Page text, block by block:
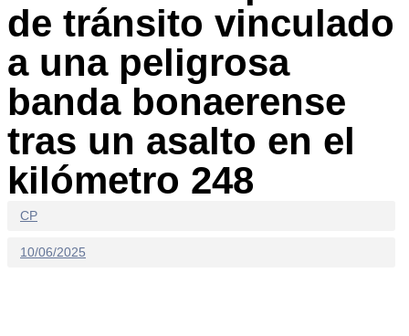
de tránsito vinculado
a una peligrosa
banda bonaerense
tras un asalto en el
kilómetro 248
CP
10/06/2025